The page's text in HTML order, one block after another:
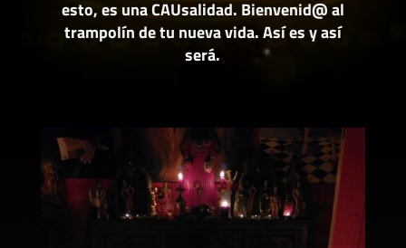
esto, es una CAUsalidad. Bienvenid@ al
trampolín de tu nueva vida. Así es y así
será.